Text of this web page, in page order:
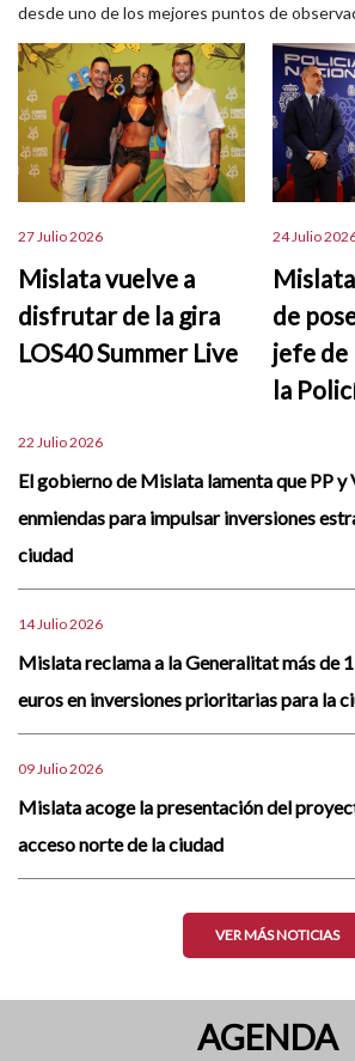
desde uno de los mejores puntos de
27 Julio 2026
Mislata vuelve a
disfrutar de la gira
LOS40 Summer Live
24 Julio
de
jefe de
la
22 Julio 2026
El gobierno de Mislata lamenta que PP y
enmiendas para impulsar inversiones
ciudad
14 Julio 2026
Mislata reclama a la Generalitat más de
euros en inversiones prioritarias para la
09 Julio 2026
Mislata acoge la presentación del
acceso norte de la ciudad
VER MÁS NOTICIAS
AGENDA